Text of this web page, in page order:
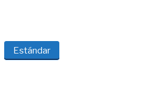
Estándar